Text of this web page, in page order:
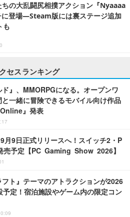
ちの大乱闘尻相撲アクション『Nyaaaa
登場―Steam版には裏ステージ追加
も
セスランキング
ド』、MMORPGになる。オープンワ
と一緒に冒険できるモバイル向け作品
』発表
9月9日正式リリースへ！スイッチ2・P
売予定【PC Gaming Show 2026】
フト』テーマのアトラクションが2026
予定！宿泊施設やゲーム内の限定コン